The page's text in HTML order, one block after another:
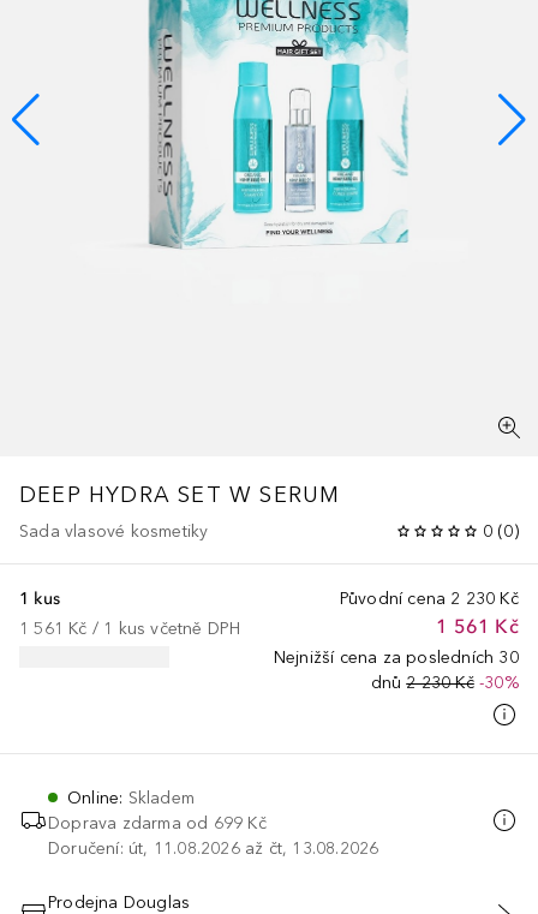
DEEP HYDRA SET W SERUM
Sada vlasové kosmetiky 0 (0)
Původní cena 2 230 Kč
1 561 Kč
Nejnižší cena za posledních 30
dnů 2 230 Kč-30%
1 kus
1 561 Kč / 1 kus včetně DPH
Online: Skladem
Doprava zdarma od 699 Kč
Doručení: út, 11.08.2026 až čt, 13.08.2026
Prodejna Douglas